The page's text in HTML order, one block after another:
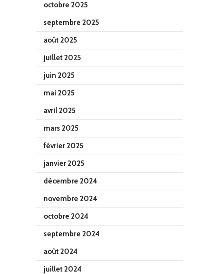
octobre 2025
septembre 2025
août 2025
juillet 2025
juin 2025
mai 2025
avril 2025
mars 2025
février 2025
janvier 2025
décembre 2024
novembre 2024
octobre 2024
septembre 2024
août 2024
juillet 2024